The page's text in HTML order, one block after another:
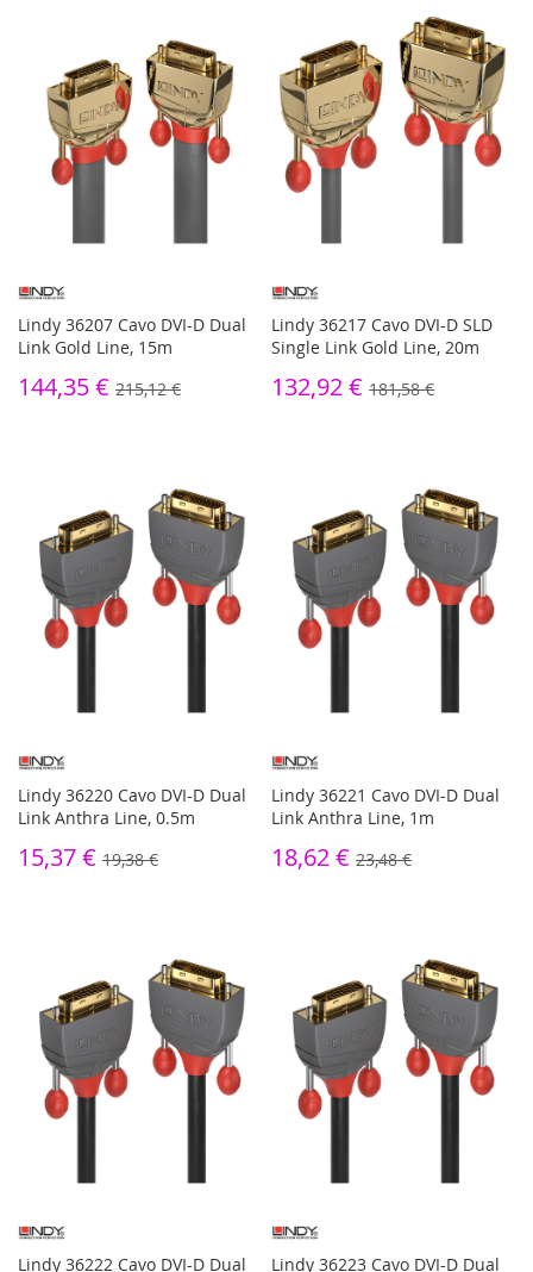
Lindy 36207 Cavo DVI-D Dual
Link Gold Line, 15m
144,35 € 215,12 €
Lindy 36217 Cavo DVI-D SLD
Single Link Gold Line, 20m
132,92 € 181,58 €
Lindy 36220 Cavo DVI-D Dual
Link Anthra Line, 0.5m
15,37 € 19,38 €
Lindy 36221 Cavo DVI-D Dual
Link Anthra Line, 1m
18,62 € 23,48 €
Lindy 36222 Cavo DVI-D Dual
Lindy 36223 Cavo DVI-D Dual